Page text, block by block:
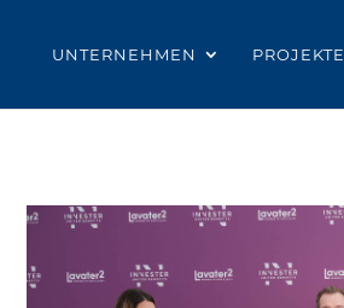
UNTERNEHMEN PROJEKTE